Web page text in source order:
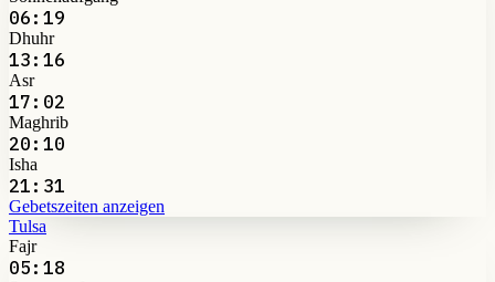
06:19
Dhuhr
13:16
Asr
17:02
Maghrib
20:10
Isha
21:31
Gebetszeiten anzeigen
Tulsa
Fajr
05:18